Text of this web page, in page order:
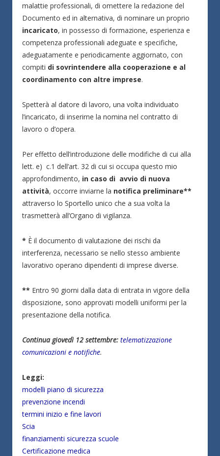
malattie professionali, di omettere la redazione del
Documento ed in alternativa, di nominare un proprio
incaricato, in possesso di formazione, esperienza e
competenza professionali adeguate e specifiche,
adeguatamente e periodicamente aggiornato, con
compiti di sovrintendere alla cooperazione e al
coordinamento con altre imprese.
Spetterà al datore di lavoro, una volta individuato
l’incaricato, di inserirne la nomina nel contratto di
lavoro o d’opera.
Per effetto dell’introduzione delle modifiche di cui alla
lett. e) c.1 dell’art. 32 di cui si occupa questo mio
approfondimento, in caso di avvio di nuova
attività, occorre inviarne la notifica preliminare**
attraverso lo Sportello unico che a sua volta la
trasmetterà all’Organo di vigilanza.
* È il documento di valutazione dei rischi da
interferenza, necessario se nello stesso ambiente
lavorativo operano dipendenti di imprese diverse.
** Entro 90 giorni dalla data di entrata in vigore della
disposizione, sono approvati modelli uniformi per la
presentazione della notifica.
Continua giovedì 12 settembre: telematizzazione
comunicazioni e notifiche.
Leggi:
modelli piano di sicurezza
prevenzione incendi
termini inizio e fine lavori
Scia
finanziamenti sicurezza scuole
Certificazione medica